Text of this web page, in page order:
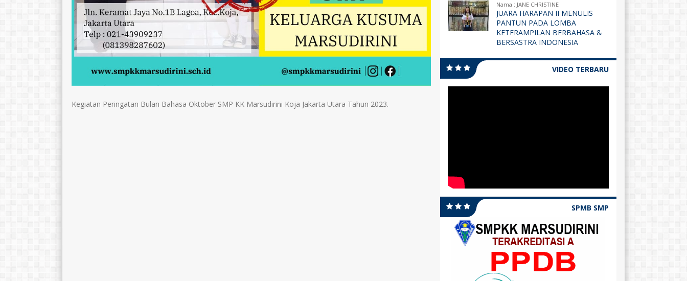
Kegiatan Peringatan Bulan Bahasa Oktober SMP KK Marsudirini Koja Jakarta Utara Tahun 2023.
Nama : JANE CHRISTINE
JUARA HARAPAN II MENULIS
PANTUN PADA LOMBA
KETERAMPILAN BERBAHASA &
BERSASTRA INDONESIA
VIDEO TERBARU
SPMB SMP